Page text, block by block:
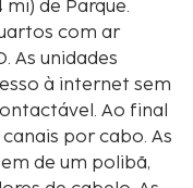
de Parque.
com ar
As unidades
à internet sem
Ao final
por cabo. As
de um polibã,